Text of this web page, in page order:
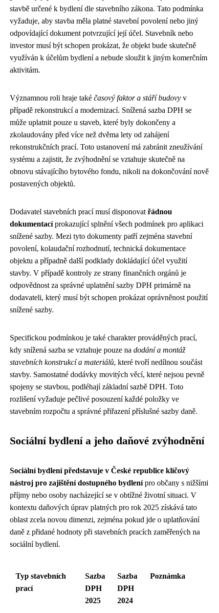
stavbě určené k bydlení dle stavebního zákona. Tato podmínka
vyžaduje, aby stavba měla platné stavební povolení nebo jiný
odpovídající dokument potvrzující její účel. Stavebník nebo
investor musí být schopen prokázat, že objekt bude skutečně
využíván k účelům bydlení a nebude sloužit k jiným komerčním
aktivitám.
Významnou roli hraje také časový faktor a stáří budovy v
případě rekonstrukcí a modernizací. Snížená sazba DPH se
může uplatnit pouze u staveb, které byly dokončeny a
zkolaudovány před více než dvěma lety od zahájení
rekonstrukčních prací. Toto ustanovení má zabránit zneužívání
systému a zajistit, že zvýhodnění se vztahuje skutečně na
obnovu stávajícího bytového fondu, nikoli na dokončování nově
postavených objektů.
Dodavatel stavebních prací musí disponovat řádnou
dokumentacíprokazující splnění všech podmínek pro aplikaci
snížené sazby. Mezi tyto dokumenty patří zejména stavební
povolení, kolaudační rozhodnutí, technická dokumentace
objektu a případně další podklady dokládající účel využití
stavby. V případě kontroly ze strany finančních orgánů je
odpovědnost za správné uplatnění sazby DPH primárně na
dodavateli, který musí být schopen prokázat oprávněnost použití
snížené sazby.
Specifickou podmínkou je také charakter prováděných prací,
kdy snížená sazba se vztahuje pouze na dodání a montáž
stavebních konstrukcí a materiálů, které tvoří nedílnou součást
stavby. Samostatné dodávky movitých věcí, které nejsou pevně
spojeny se stavbou, podléhají základní sazbě DPH. Toto
rozlišení vyžaduje pečlivé posouzení každé položky ve
stavebním rozpočtu a správné přiřazení příslušné sazby daně.
Sociální bydlení a jeho daňové zvýhodnění
Sociální bydlení představuje v České republice klíčový
nástroj pro zajištění dostupného bydlenípro občany s nižšími
příjmy nebo osoby nacházející se v obtížné životní situaci. V
kontextu daňových úprav platných pro rok 2025 získává tato
oblast zcela novou dimenzi, zejména pokud jde o uplatňování
daně z přidané hodnoty při stavebních pracích zaměřených na
sociální bydlení.
Typ stavebních
prací
Sazba
DPH
2025
Sazba
DPH
2024
Poznámka